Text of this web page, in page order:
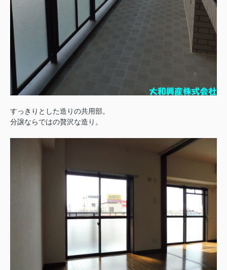
すっきりとした造りの共用部。
分譲ならではの贅沢な造り。